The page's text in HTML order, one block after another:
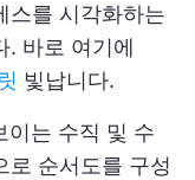
스를 시각화하는
. 바로 여기에
빛납니다.
이는 수직 및 수
로 순서도를 구성